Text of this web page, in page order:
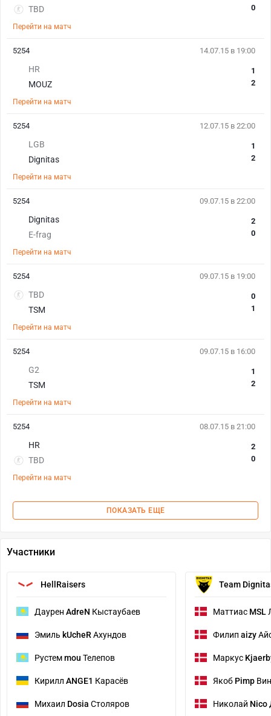
TBD 0
Перейти на матч
14.07.15 в 19:00
HR
MOUZ
1
2
Перейти на матч
5254
12.07.15 в 22:00
LGB
Dignitas
1
2
Перейти на матч
5254
09.07.15 в 22:00
Dignitas
E-frag
2
0
Перейти на матч
5254
09.07.15 в 19:00
TBD
TSM
0
1
Перейти на матч
5254
09.07.15 в 16:00
G2
TSM
1
2
Перейти на матч
5254
08.07.15 в 21:00
HR
TBD
2
0
Перейти на матч
5254
ПОКАЗАТЬ ЕЩЕ
Участники
HellRaisers
Даурен AdreN Кыстаубаев
Эмиль kUcheR Ахундов
Рустемmou Телепов
Кирилл ANGE1 Карасёв
Михаил Dosia Столяров
Team
Маттиас MSL
Филип aizy
Маркус
Якоб Pimp
Николай Nico